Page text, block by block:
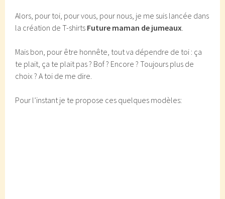
Alors, pour toi, pour vous, pour nous, je me suis lancée dans
la création de T-shirts Future maman de jumeaux.
Mais bon, pour être honnête, tout va dépendre de toi : ça
te plait, ça te plait pas ? Bof ? Encore ? Toujours plus de
choix ? A toi de me dire.
Pour l’instant je te propose ces quelques modèles: